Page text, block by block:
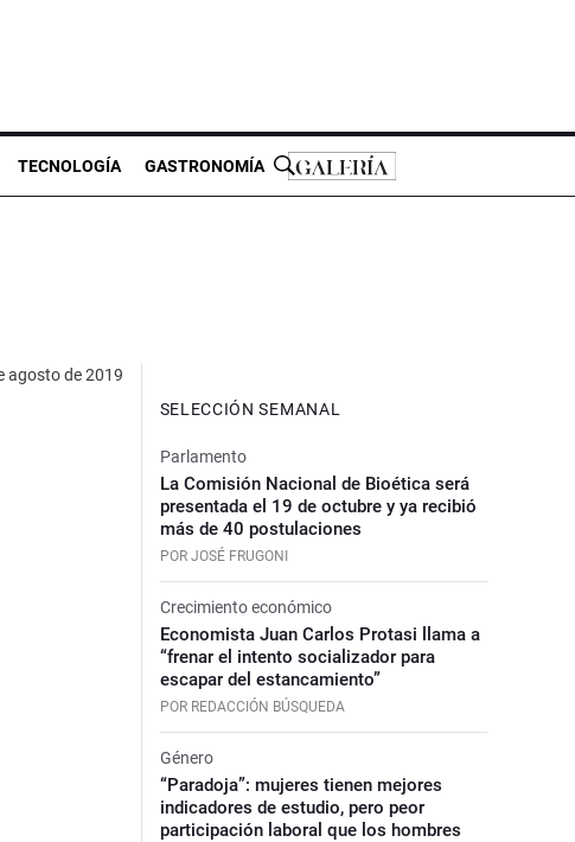
TECNOLOGÍA GASTRONOMÍA
agosto de 2019
SELECCIÓN SEMANAL
Parlamento
La Comisión Nacional de Bioética será
presentada el 19 de octubre y ya recibió
más de 40 postulaciones
POR JOSÉ FRUGONI
Crecimiento económico
Economista Juan Carlos Protasi llama a
“frenar el intento socializador para
escapar del estancamiento”
POR REDACCIÓN BÚSQUEDA
Género
“Paradoja”: mujeres tienen mejores
indicadores de estudio, pero peor
participación laboral que los hombres